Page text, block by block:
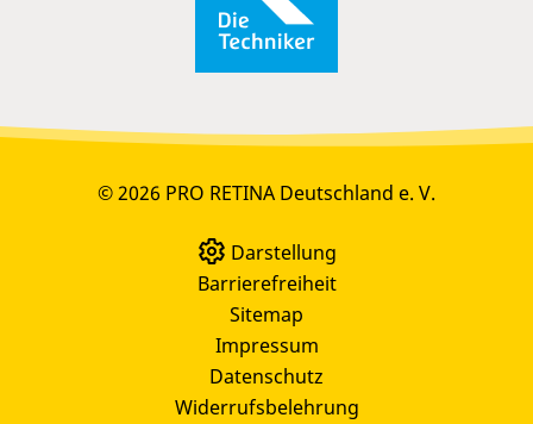
© 2026 PRO RETINA Deutschland e. V.
Darstellung
Barrierefreiheit
Sitemap
Impressum
Datenschutz
Widerrufsbelehrung